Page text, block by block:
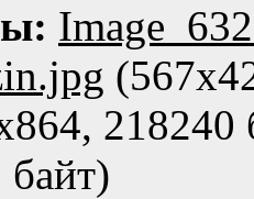
218240
байт)